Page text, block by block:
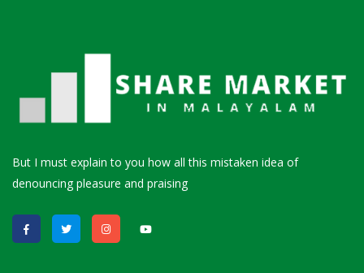
But I must explain to you how all this mistaken idea of
denouncing pleasure and praising